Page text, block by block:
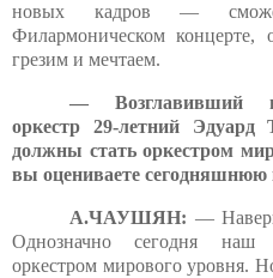
новых кадров —
Филармоническом
грезим и мечтаем.
— Возглавивший
оркестр 29-летний
должны стать оркестром
вы оцениваете сегодняшнюю
А.ЧАУШЯН: —
Однозначно сегодня наш
оркестром мирового уровня.